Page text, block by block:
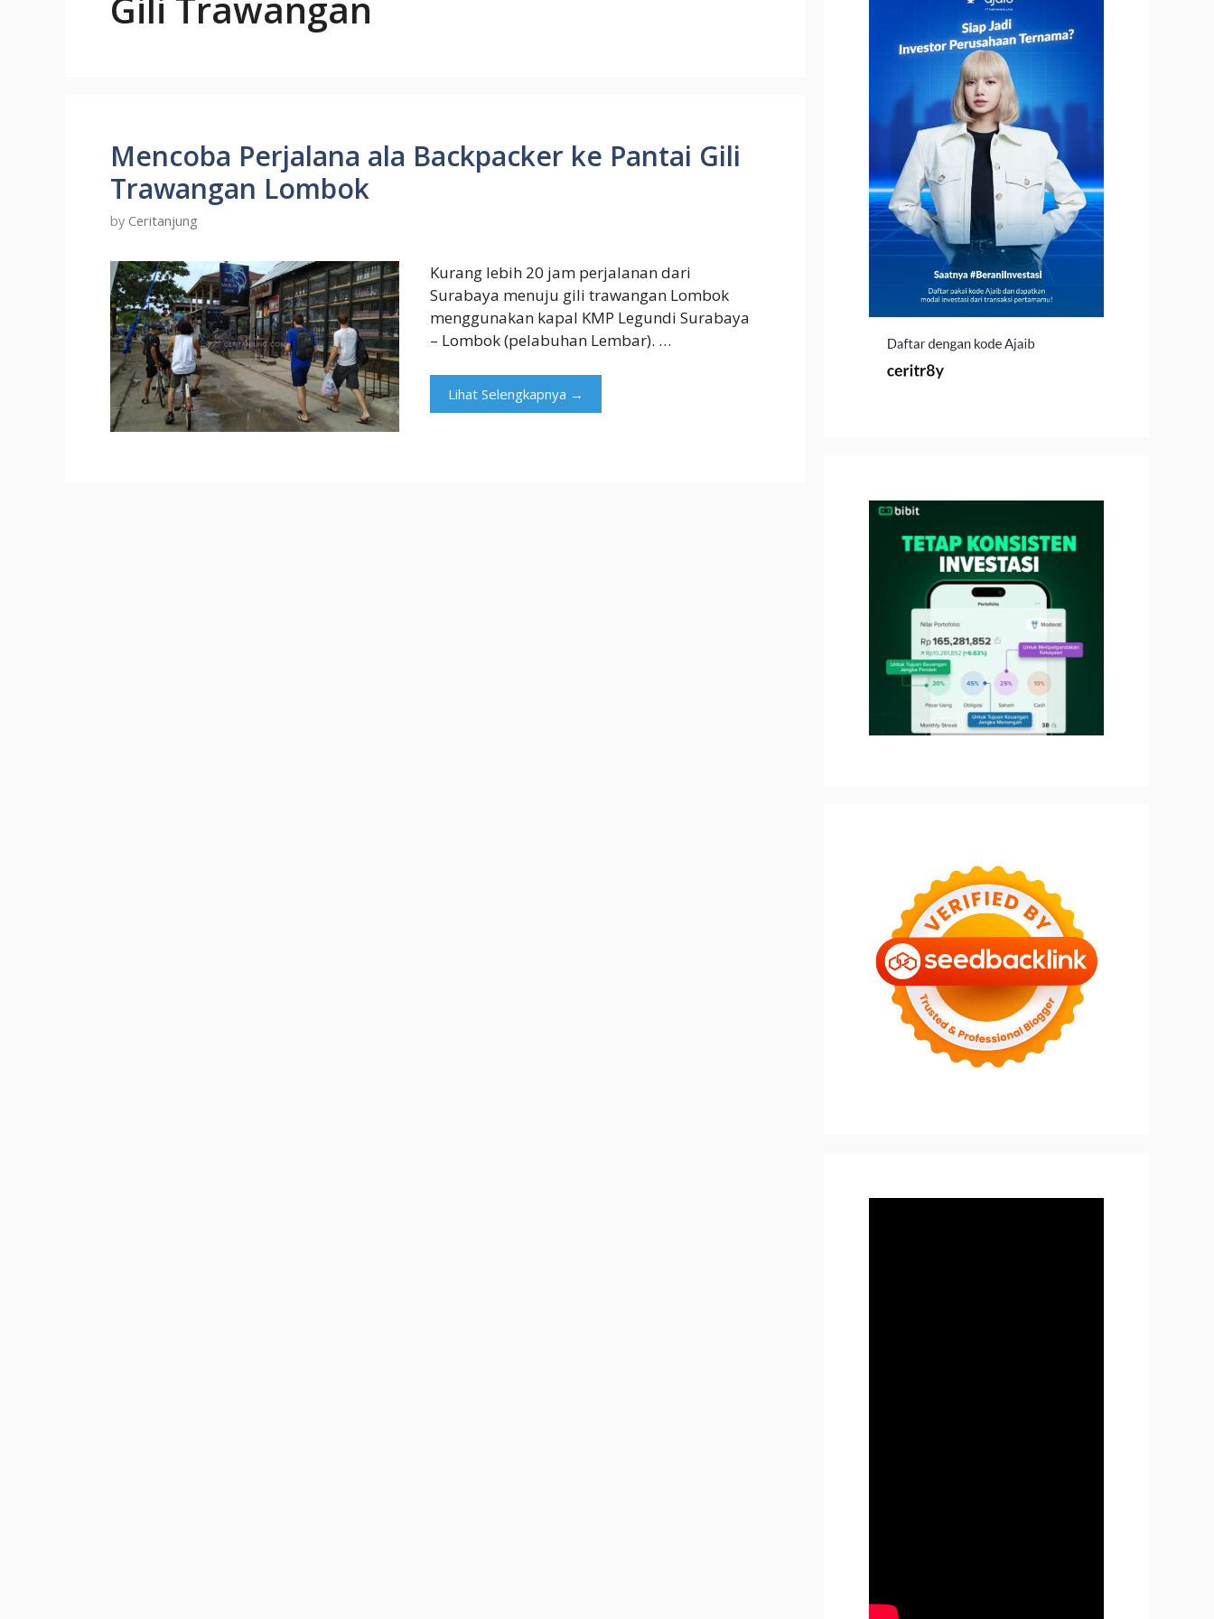
Mencoba Perjalana ala Backpacker ke Pantai Gili
Trawangan Lombok
by Ceritanjung
Kurang lebih 20 jam perjalanan dari
Surabaya menuju gili trawangan Lombok
menggunakan kapal KMP Legundi Surabaya
– Lombok (pelabuhan Lembar). …
Lihat Selengkapnya →